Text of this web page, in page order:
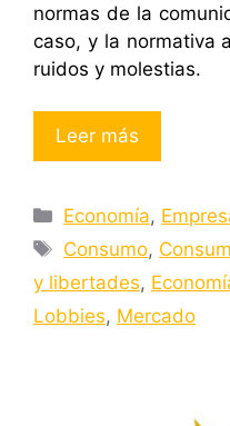
normas de la
caso, y la normativa
ruidos y molestias.
Leer más
Categorías
Economía,
Etiquetas
Consumo,
y libertades,
Lobbies, Mercado